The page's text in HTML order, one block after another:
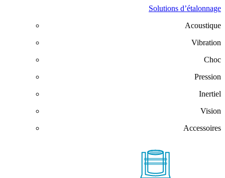
Solutions d’étalonnage
Acoustique
Vibration
Choc
Pression
Inertiel
Vision
Accessoires